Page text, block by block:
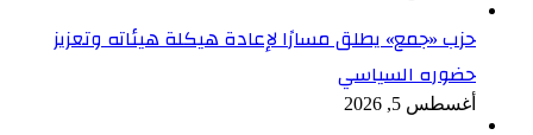
حزب «جمع» يطلق مسارًا لإعادة هيكلة هيئاته وتعزيز
حضوره السياسي
أغسطس 5, 2026